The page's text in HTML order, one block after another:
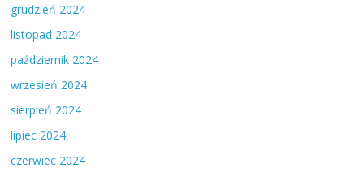
grudzień 2024
listopad 2024
październik 2024
wrzesień 2024
sierpień 2024
lipiec 2024
czerwiec 2024